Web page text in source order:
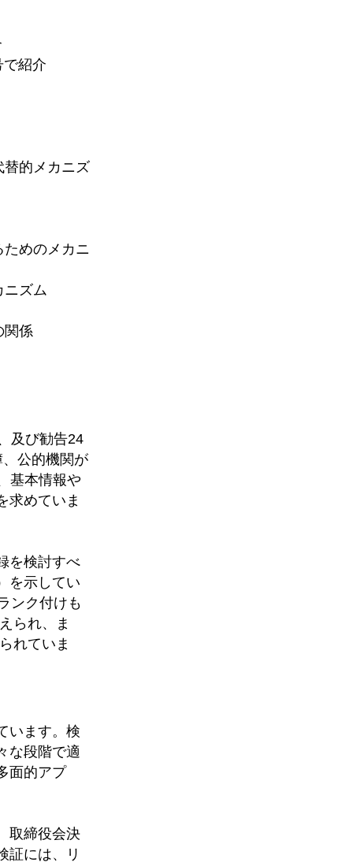
紹介
替的メカニズ
めのメカニ
ニズム
関係
及び勧告24
公的機関が
基本情報や
求めていま
を検討すべ
を示してい
ンク付けも
られ、ま
れていま
います。検
な段階で適
面的アプ
取締役会決
証には、リ